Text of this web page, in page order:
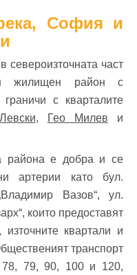
София и
североизточната част
жилищен район с
с кварталите
Левски, Гео Милев и
района е добра и се
артерии като бул.
Вазов“, ул.
които предоставят
квартали и
транспорт
79, 90, 100 и 120,